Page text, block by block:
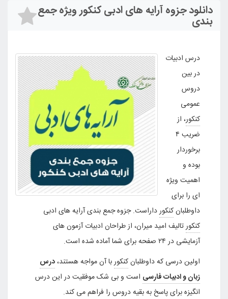
دانلود جزوه آرایه های ادبی کنکور ویژه جمع
بندی
درس ادبیات
در بین
دروس
عمومی
کنکور، از
ضریب ۴
برخوردار
بوده و
اهمیت ویژه
ای را برای
داوطلبانکنکورداراست. جزوه جمع بندی آرایه های ادبی
کنکورتالیف امید میران، از طراحان ادبیات آزمون های
آزمایشی در ۲۴ صفحه برای شما آماده شده است.
اولین درسی که داوطلبانکنکوربا آن مواجه هستند،درس
زبان و ادبیات فارسی است و بی شک موفقیت در این درس
انگیزه برای پاسخ به بقیه دروس را فراهم می کند.